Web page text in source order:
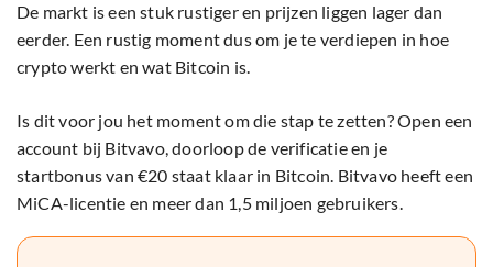
De markt is een stuk rustiger en prijzen liggen lager dan
eerder. Een rustig moment dus om je te verdiepen in hoe
crypto werkt en wat Bitcoin is.
Is dit voor jou het moment om die stap te zetten? Open een
account bij Bitvavo, doorloop de verificatie en je
startbonus van €20 staat klaar in Bitcoin. Bitvavo heeft een
MiCA-licentie en meer dan 1,5 miljoen gebruikers.